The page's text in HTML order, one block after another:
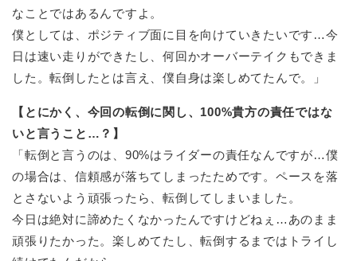
なことではあるんですよ。
僕としては、ポジティブ面に目を向けていきたいです…今
日は速い走りができたし、何回かオーバーテイクもできま
した。転倒したとは言え、僕自身は楽しめてたんで。」
【とにかく、今回の転倒に関し、100%貴方の責任ではな
いと言うこと…？】
「転倒と言うのは、90%はライダーの責任なんですが…僕
の場合は、信頼感が落ちてしまったためです。ペースを落
とさないよう頑張ったら、転倒してしまいました。
今日は絶対に諦めたくなかったんですけどねぇ…あのまま
頑張りたかった。楽しめてたし、転倒するまではトライし